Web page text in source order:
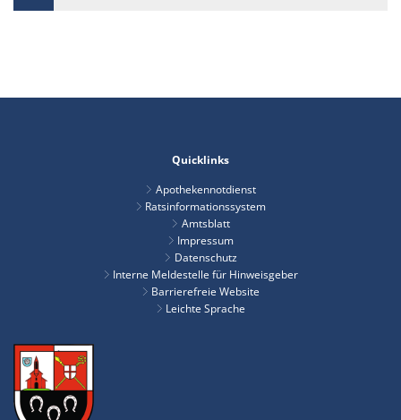
Quicklinks
Apothekennotdienst
Ratsinformationssystem
Amtsblatt
Impressum
Datenschutz
Interne Meldestelle für Hinweisgeber
Barrierefreie Website
Leichte Sprache